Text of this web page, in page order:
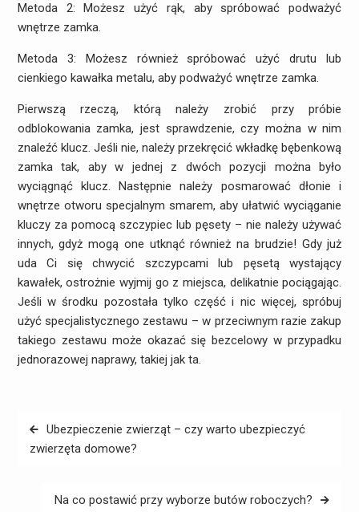
Metoda 2: Możesz użyć rąk, aby spróbować podważyć
wnętrze zamka.
Metoda 3: Możesz również spróbować użyć drutu lub
cienkiego kawałka metalu, aby podważyć wnętrze zamka.
Pierwszą rzeczą, którą należy zrobić przy próbie
odblokowania zamka, jest sprawdzenie, czy można w nim
znaleźć klucz. Jeśli nie, należy przekręcić wkładkę bębenkową
zamka tak, aby w jednej z dwóch pozycji można było
wyciągnąć klucz. Następnie należy posmarować dłonie i
wnętrze otworu specjalnym smarem, aby ułatwić wyciąganie
kluczy za pomocą szczypiec lub pęsety – nie należy używać
innych, gdyż mogą one utknąć również na brudzie! Gdy już
uda Ci się chwycić szczypcami lub pęsetą wystający
kawałek, ostrożnie wyjmij go z miejsca, delikatnie pociągając.
Jeśli w środku pozostała tylko część i nic więcej, spróbuj
użyć specjalistycznego zestawu – w przeciwnym razie zakup
takiego zestawu może okazać się bezcelowy w przypadku
jednorazowej naprawy, takiej jak ta.
Nawigacja
wpisu
Ubezpieczenie zwierząt – czy warto ubezpieczyć
zwierzęta domowe?
Na co postawić przy wyborze butów roboczych?